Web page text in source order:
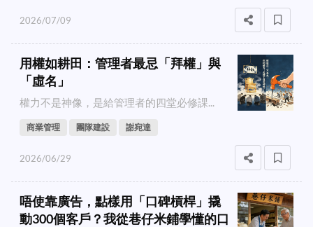
2026/07/09
用權如耕田：管理者最忌「拜權」與
「虛名」
權力不是神像，是給管理者的四堂必修課...
商業管理 團隊建設 謝宛達
2026/06/29
唔使靠廣告，點樣用「口碑槓桿」撬
動300個客戶？我從巷仔米鋪學懂的口